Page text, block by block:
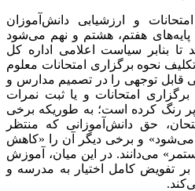
و ارزشیابی دانش‌آموزان
هفتم، هشتم و نهم می‌شود
بنابر سیاست اعلامی اداره کل
نحوه برگزاری امتحانات معلوم
توجهی را در تصمیم مدارس و
امتحانات و یا ثبت نمرات
پر رنگ کرده است؛ به طوریکه برخی
حق دانش‌آموزانی که منتظر
می‌شود» و برخی دیگر آن را «کاهش
می‌دانند. در این میان، آموزش
بر تفویض کامل اختیار به مدرسه و